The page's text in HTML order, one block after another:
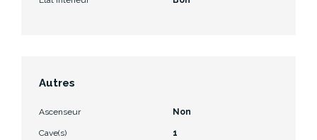
Autres
Ascenseur Non
Cave(s) 1